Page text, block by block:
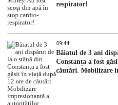
respirator!
09:44
Băiatul de 3 ani
Constanța a fost
căutări. Mobilizare